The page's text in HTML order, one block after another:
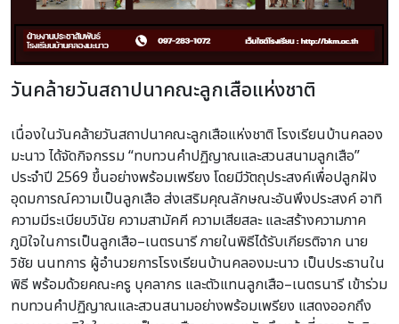
วันคล้ายวันสถาปนาคณะลูกเสือแห่งชาติ
เนื่องในวันคล้ายวันสถาปนาคณะลูกเสือแห่งชาติ โรงเรียนบ้านคลอง
มะนาว ได้จัดกิจกรรม “ทบทวนคำปฏิญาณและสวนสนามลูกเสือ”
ประจำปี 2569 ขึ้นอย่างพร้อมเพรียง โดยมีวัตถุประสงค์เพื่อปลูกฝัง
อุดมการณ์ความเป็นลูกเสือ ส่งเสริมคุณลักษณะอันพึงประสงค์ อาทิ
ความมีระเบียบวินัย ความสามัคคี ความเสียสละ และสร้างความภาค
ภูมิใจในการเป็นลูกเสือ–เนตรนารี ภายในพิธีได้รับเกียรติจาก นาย
วิชัย นนทการ ผู้อำนวยการโรงเรียนบ้านคลองมะนาว เป็นประธานใน
พิธี พร้อมด้วยคณะครู บุคลากร และตัวแทนลูกเสือ–เนตรนารี เข้าร่วม
ทบทวนคำปฏิญาณและสวนสนามอย่างพร้อมเพรียง แสดงออกถึง